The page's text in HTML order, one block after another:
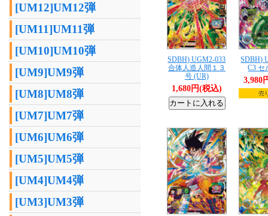
[UM12]UM12弾
[UM11]UM11弾
[UM10]UM10弾
[UM9]UM9弾
[UM8]UM8弾
[UM7]UM7弾
[UM6]UM6弾
[UM5]UM5弾
[UM4]UM4弾
[UM3]UM3弾
SDBH) UGM2-033
合体人造人間１３
号 (UR)
1,680円(税込)
SDBH)
C3 セ
3,980
売